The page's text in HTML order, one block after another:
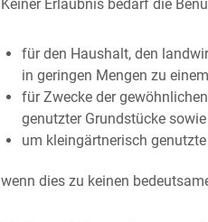
Keiner Erlaubnis bedarf die
für den Haushalt, den
in geringen Mengen zu
für Zwecke der
genutzter Grundstücke sowie
um kleingärtnerisch
wenn dies zu keinen